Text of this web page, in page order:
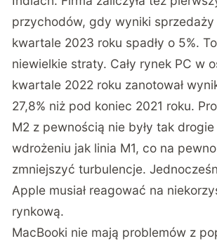
przychodów, gdy wyniki
kwartale 2023 roku spadły o 5%.
niewielkie straty. Cały rynek PC w
kwartale 2022 roku zanotował
27,8% niż pod koniec 2021 roku.
M2 z pewnością nie były tak
wdrożeniu jak linia M1, co na
zmniejszyć turbulencje.
Apple musiał reagować na
rynkową.
MacBooki nie mają problemów z